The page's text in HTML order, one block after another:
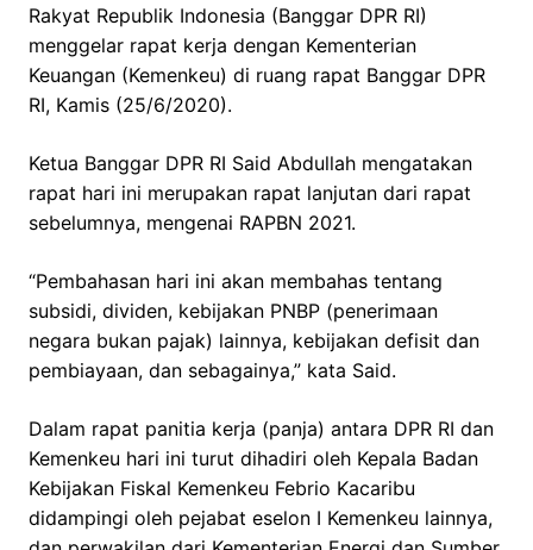
Rakyat Republik Indonesia (Banggar DPR RI)
menggelar rapat kerja dengan Kementerian
Keuangan (Kemenkeu) di ruang rapat Banggar DPR
RI, Kamis (25/6/2020).
Ketua Banggar DPR RI Said Abdullah mengatakan
rapat hari ini merupakan rapat lanjutan dari rapat
sebelumnya, mengenai RAPBN 2021.
“Pembahasan hari ini akan membahas tentang
subsidi, dividen, kebijakan PNBP (penerimaan
negara bukan pajak) lainnya, kebijakan defisit dan
pembiayaan, dan sebagainya,” kata Said.
Dalam rapat panitia kerja (panja) antara DPR RI dan
Kemenkeu hari ini turut dihadiri oleh Kepala Badan
Kebijakan Fiskal Kemenkeu Febrio Kacaribu
didampingi oleh pejabat eselon I Kemenkeu lainnya,